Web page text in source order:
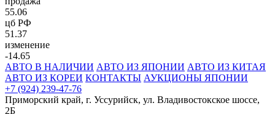
55.06
цб РФ
51.37
изменение
-14.65
АВТО В НАЛИЧИИ АВТО ИЗ ЯПОНИИ АВТО ИЗ КИТАЯ
АВТО ИЗ КОРЕИ КОНТАКТЫ АУКЦИОНЫ ЯПОНИИ
+7 (924) 239-47-76
Приморский край, г. Уссурийск, ул. Владивостокское шоссе,
2Б